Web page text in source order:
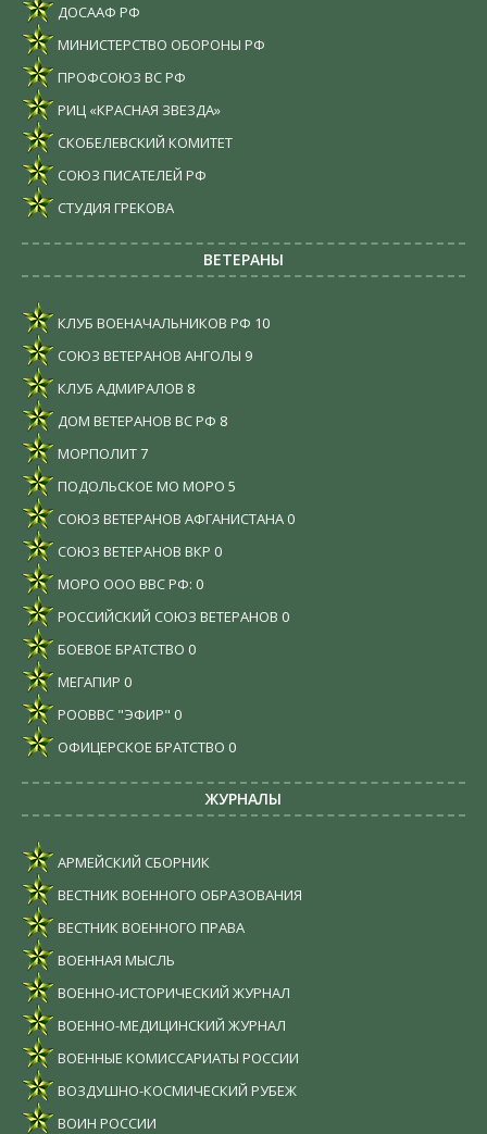
ДОСААФ РФ
МИНИСТЕРСТВО ОБОРОНЫ РФ
ПРОФСОЮЗ ВС РФ
РИЦ «КРАСНАЯ ЗВЕЗДА»
СКОБЕЛЕВСКИЙ КОМИТЕТ
СОЮЗ ПИСАТЕЛЕЙ РФ
СТУДИЯ ГРЕКОВА
ВЕТЕРАНЫ
КЛУБ ВОЕНАЧАЛЬНИКОВ РФ 10
СОЮЗ ВЕТЕРАНОВ АНГОЛЫ 9
КЛУБ АДМИРАЛОВ 8
ДОМ ВЕТЕРАНОВ ВС РФ 8
МОРПОЛИТ7
ПОДОЛЬСКОЕ МО МОРО 5
СОЮЗ ВЕТЕРАНОВ АФГАНИСТАНА 0
СОЮЗ ВЕТЕРАНОВ ВКР 0
МОРО ООО ВВС РФ: 0
РОССИЙСКИЙ СОЮЗ ВЕТЕРАНОВ 0
БОЕВОЕ БРАТСТВО 0
МЕГАПИР 0
РООВВС "ЭФИР" 0
ОФИЦЕРСКОЕ БРАТСТВО 0
ЖУРНАЛЫ
АРМЕЙСКИЙ СБОРНИК
ВЕСТНИК ВОЕННОГО ОБРАЗОВАНИЯ
ВЕСТНИК ВОЕННОГО ПРАВА
ВОЕННАЯ МЫСЛЬ
ВОЕННО-ИСТОРИЧЕСКИЙ ЖУРНАЛ
ВОЕННО-МЕДИЦИНСКИЙ ЖУРНАЛ
ВОЕННЫЕ КОМИССАРИАТЫ РОССИИ
ВОЗДУШНО-КОСМИЧЕСКИЙ РУБЕЖ
ВОИН РОССИИ